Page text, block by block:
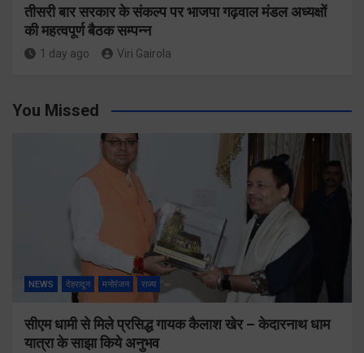
तीसरी बार सरकार के संकल्प पर भाजपा गढ़वाल मंडल अध्यक्षों
की महत्वपूर्ण बैठक सम्पन्न
1 day ago Viri Gairola
You Missed
NEWS देहरादून मनोरंजन राज्य
सीएम धामी से मिले प्रसिद्ध गायक कैलाश खेर – केदारनाथ धाम
यात्रा के साझा किये अनुभव